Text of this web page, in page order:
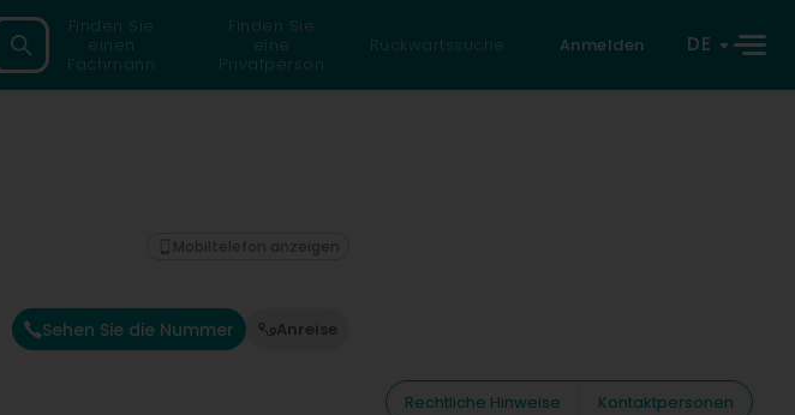
Finden Sie
einen
Fachmann
Finden Sie
eine
Privatperson
Rückwärtssuche Anmelden DE
Sehen Sie die Nummer Anreise
Mobiltelefon anzeigen
Rechtliche Hinweise
Kontaktpersonen